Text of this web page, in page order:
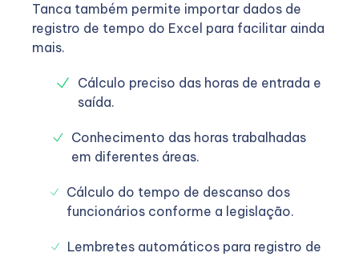
Tanca também permite importar dados de
registro de tempo do Excel para facilitar ainda
mais.
Cálculo preciso das horas de entrada e
saída.
Conhecimento das horas trabalhadas
em diferentes áreas.
Cálculo do tempo de descanso dos
funcionários conforme a legislação.
Lembretes automáticos para registro de